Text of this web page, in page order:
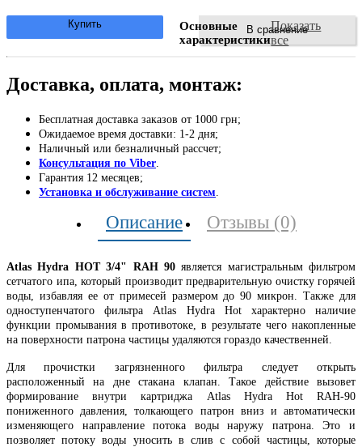
В сравнение
Купить
Основные
характеристики
Показать
все
Доставка, оплата, монтаж:
Бесплатная доставка заказов от 1000 грн;
Ожидаемое время доставки: 1-2 дня;
Наличный или безналичный рассчет;
Консультация по Viber
Гарантия 12 месяцев;
Установка и обслуживание систем
Описание Отзывы (0)
Atlas Hydra HOT 3/4" RAH 90является магистральным фильтром
сетчатого ипа, который производит предварительную очистку горячей
воды, избавляя ее от примесей размером до 90 микрон. Также для
одноступенчатого фильтра Atlas Hydra Hot характерно наличие
функции промывания в противотоке, в результате чего накопленные
на поверхности патрона частицы удаляются гораздо качественней.
Для прочистки загрязненного фильтра следует открыть
расположенный на дне стакана клапан. Такое действие вызовет
формирование внутри картриджа Atlas Hydra Hot RAH-90
пониженного давления, толкающего патрон вниз и автоматически
изменяющего направление потока воды наружу патрона. Это и
позволяет потоку воды уносить в слив с собой частицы, которые